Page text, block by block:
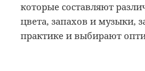
которые составляют
цвета, запахов и музыки,
практике и выбирают